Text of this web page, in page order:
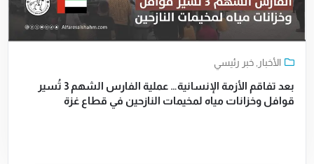
الأخبار ,خبر رئيسي
بعد تفاقم الأزمة الإنسانية… عملية الفارس الشهم 3 تُسير
قوافل وخزانات مياه لمخيمات النازحين في قطاع غزة